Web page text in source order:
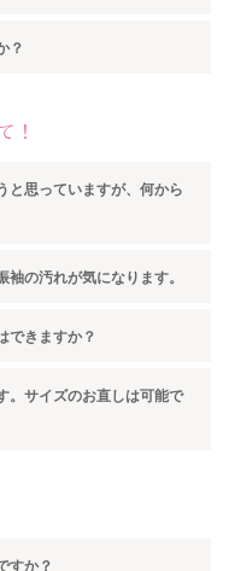
？
！
思っていますが、何から
の汚れが気になります。
できますか？
サイズのお直しは可能で
すか？